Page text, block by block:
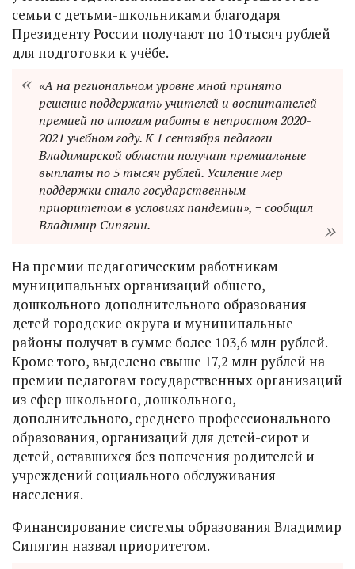
семьи с детьми-школьниками благодаря
Президенту России получают по 10 тысяч рублей
для подготовки к учёбе.
«А на региональном уровне мной принято
решение поддержать учителей и воспитателей
премией по итогам работы в непростом 2020-
2021 учебном году. К 1 сентября педагоги
Владимирской области получат премиальные
выплаты по 5 тысяч рублей. Усиление мер
поддержки стало государственным
приоритетом в условиях пандемии», − сообщил
Владимир Сипягин.
На премии педагогическим работникам
муниципальных организаций общего,
дошкольного дополнительного образования
детей городские округа и муниципальные
районы получат в сумме более 103,6 млн рублей.
Кроме того, выделено свыше 17,2 млн рублей на
премии педагогам государственных организаций
из сфер школьного, дошкольного,
дополнительного, среднего профессионального
образования, организаций для детей-сирот и
детей, оставшихся без попечения родителей и
учреждений социального обслуживания
населения.
Финансирование системы образования Владимир
Сипягин назвал приоритетом.